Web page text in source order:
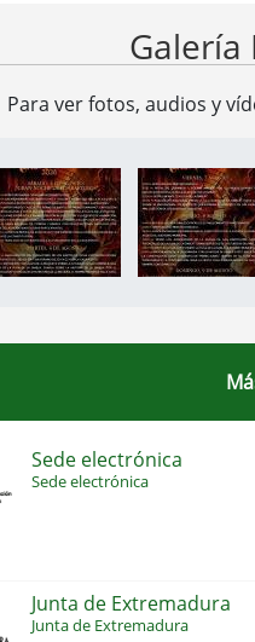
Para ver fotos, audios y
Sede electrónica
Sede electrónica
Junta de Extremadura
Junta de Extremadura